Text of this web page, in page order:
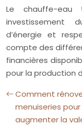
Le chauffe-eau
investissement
d’énergie et
compte des
financières
pour la production
Comment
menuiseries pour
augmenter la